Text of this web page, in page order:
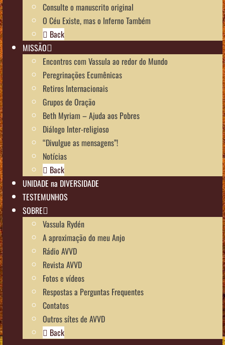
Consulte o manuscrito original
O Céu Existe, mas o Inferno Também
Back
MISSÃO
Encontros com Vassula ao redor do Mundo
Peregrinações Ecumênicas
Retiros Internacionais
Grupos de Oração
Beth Myriam – Ajuda aos Pobres
Diálogo Inter-religioso
“Divulgue as mensagens”!
Notícias
Back
UNIDADE na DIVERSIDADE
TESTEMUNHOS
SOBRE
Vassula Rydén
A aproximação do meu Anjo
Rádio AVVD
Revista AVVD
Fotos e vídeos
Respostas a Perguntas Frequentes
Contatos
Outros sítes de AVVD
Back